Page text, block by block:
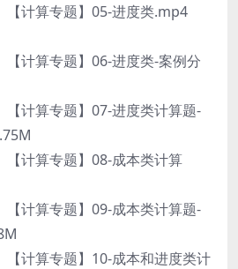
计算专题】05-进度类.mp4
计算专题】06-进度类-案例分
计算专题】07-进度类计算题-
计算专题】08-成本类计算
计算专题】09-成本类计算题-
计算专题】10-成本和进度类计